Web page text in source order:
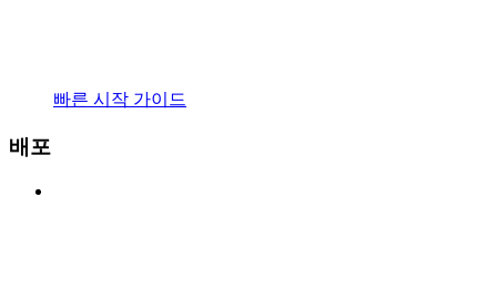
빠른 시작 가이드
배포